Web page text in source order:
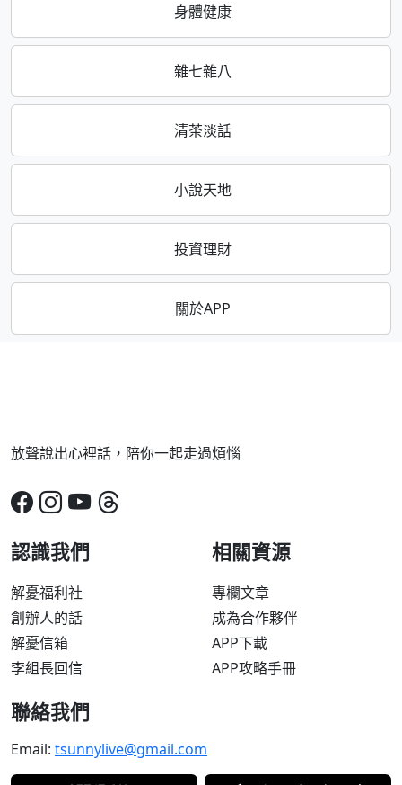
身體健康
雜七雜八
清茶淡話
小說天地
投資理財
關於APP
放聲說出心裡話，陪你一起走過煩惱
認識我們
解憂福利社
創辦人的話
解憂信箱
李組長回信
相關資源
專欄文章
成為合作夥伴
APP下載
APP攻略手冊
聯絡我們
Email: tsunnylive@gmail.com